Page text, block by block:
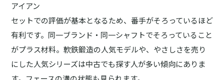
アイアン
セットでの評価が基本となるため、番手がそろっているほど
有利です。同一ブランド・同一シャフトでそろっていること
がプラス材料。軟鉄鍛造の人気モデルや、やさしさを売り
にした人気シリーズは中古でも探す人が多い傾向にありま